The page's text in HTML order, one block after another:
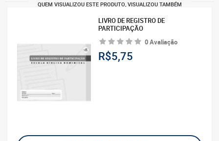
QUEM VISUALIZOU ESTE PRODUTO, VISUALIZOU TAMBÉM
LIVRO DE REGISTRO DE
PARTICIPAÇÃO
0 Avaliação
R$5,75